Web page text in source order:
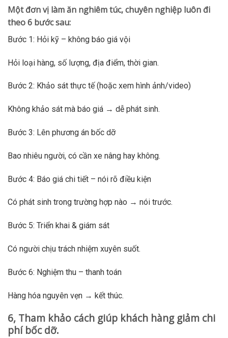
Một đơn vị làm ăn nghiêm túc, chuyên nghiệp luôn đi
theo 6 bước sau:
Bước 1: Hỏi kỹ – không báo giá vội
Hỏi loại hàng, số lượng, địa điểm, thời gian.
Bước 2: Khảo sát thực tế (hoặc xem hình ảnh/video)
Không khảo sát mà báo giá → dễ phát sinh.
Bước 3: Lên phương án bốc dỡ
Bao nhiêu người, có cần xe nâng hay không.
Bước 4: Báo giá chi tiết – nói rõ điều kiện
Có phát sinh trong trường hợp nào → nói trước.
Bước 5: Triển khai & giám sát
Có người chịu trách nhiệm xuyên suốt.
Bước 6: Nghiệm thu – thanh toán
Hàng hóa nguyên vẹn → kết thúc.
6, Tham khảo cách giúp khách hàng giảm chi
phí bốc dỡ.